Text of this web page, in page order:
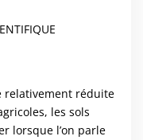
relativement réduite
les sols
lorsque l’on parle